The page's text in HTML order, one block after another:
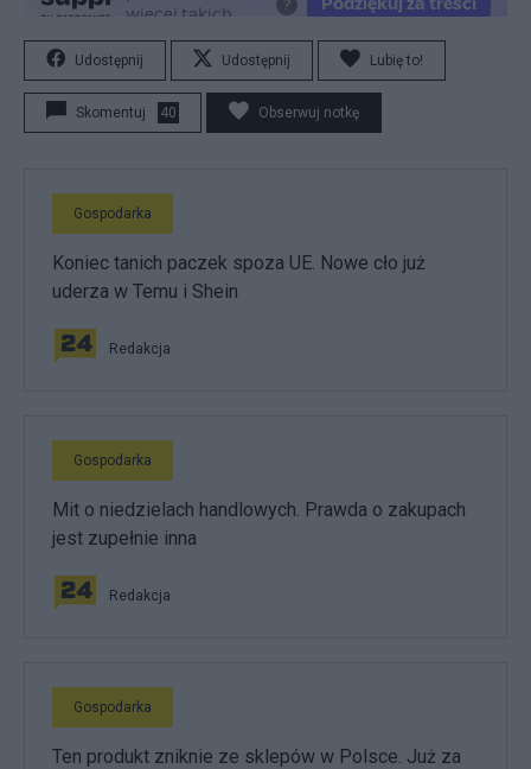
Udostępnij Udostępnij Lubię to!
Skomentuj 40 Obserwuj notkę
Gospodarka
Koniec tanich paczek spoza UE. Nowe cło już
uderza w Temu i Shein
Redakcja
Gospodarka
Mit o niedzielach handlowych. Prawda o zakupach
jest zupełnie inna
Redakcja
Gospodarka
Ten produkt zniknie ze sklepów w Polsce. Już za